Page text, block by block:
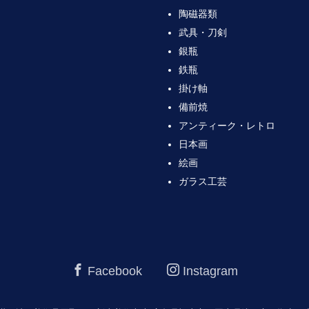
陶磁器類
武具・刀剣
銀瓶
鉄瓶
掛け軸
備前焼
アンティーク・レトロ
日本画
絵画
ガラス工芸
Facebook Instagram